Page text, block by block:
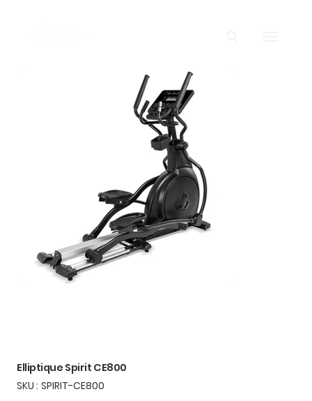
Elliptique Spirit CE800
SKU : SKU
SPIRIT-
SPIRIT-CE800